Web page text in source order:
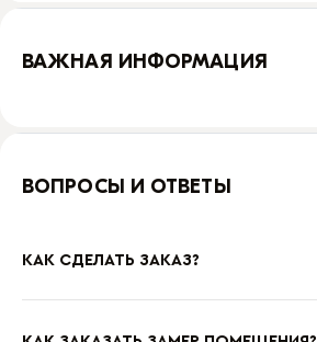
ВАЖНАЯ ИНФОРМАЦИЯ
ВОПРОСЫ И ОТВЕТЫ
КАК СДЕЛАТЬ ЗАКАЗ?